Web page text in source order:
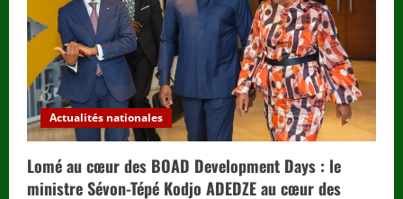
Actualités nationales
Lomé au cœur des BOAD Development Days : le
ministre Sévon-Tépé Kodjo ADEDZE au cœur des